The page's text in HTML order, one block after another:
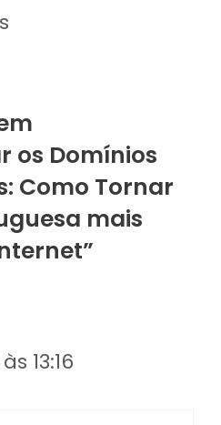
os Domínios
Como Tornar
mais
13:16